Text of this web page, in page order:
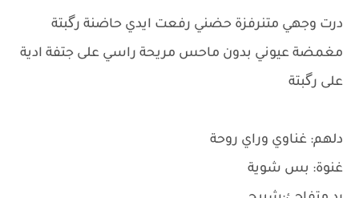
درت وجهي متنرفزة حضني رفعت ايدي حاضنة رگبتة
مغمضة عيوني بدون ماحس مريحة راسي على جتفة ادية
على رگبتة
دلهم: غناوي وراي روحة
غنوة: بس شوية